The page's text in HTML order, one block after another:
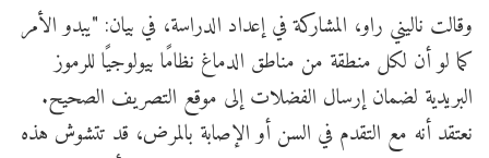
وقالت ناليني راو، المشاركة في إعداد الدراسة، في بيان: "يبدو الأمر
كما لو أن لكل منطقة من مناطق الدماغ نظامًا بيولوجيًا للرموز
البريدية لضمان إرسال الفضلات إلى موقع التصريف الصحيح.
نعتقد أنه مع التقدم في السن أو الإصابة بالمرض، قد تتشوش هذه